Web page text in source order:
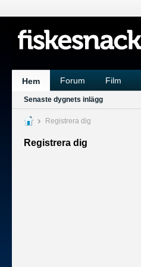
Hem Forum Film
Senaste dygnets inlägg
Registrera dig
Registrera dig